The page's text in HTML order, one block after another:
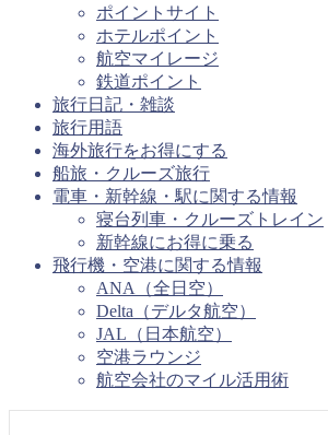
ポイントサイト
ホテルポイント
航空マイレージ
鉄道ポイント
旅行日記・雑談
旅行用語
海外旅行をお得にする
船旅・クルーズ旅行
電車・新幹線・駅に関する情報
寝台列車・クルーズトレイン
新幹線にお得に乗る
飛行機・空港に関する情報
ANA（全日空）
Delta（デルタ航空）
JAL（日本航空）
空港ラウンジ
航空会社のマイル活用術